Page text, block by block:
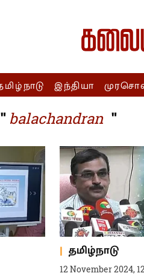
இந்தியா
balachandran "
தமிழ்நாடு
12 November 2024,